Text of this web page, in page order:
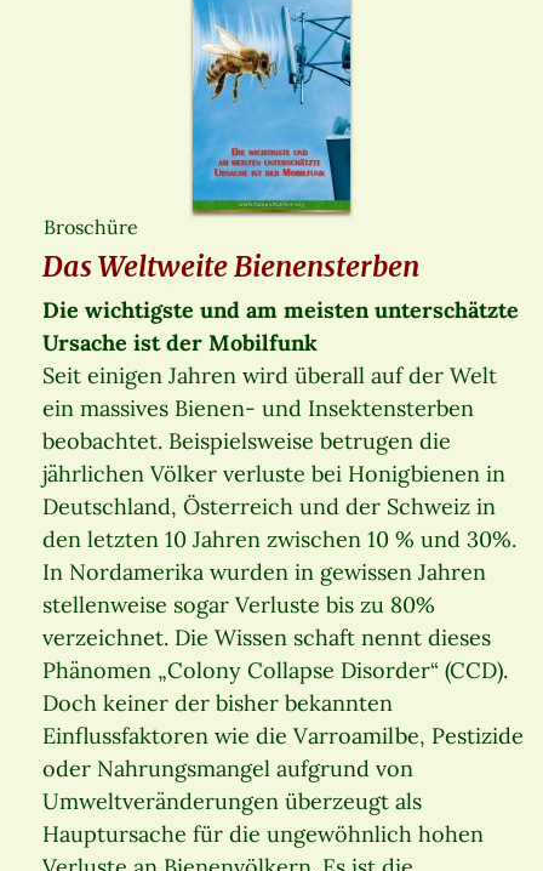
Broschüre
Das Weltweite Bienensterben
Die wichtigste und am meisten unterschätzte
Ursache ist der Mobilfunk
Seit einigen Jahren wird überall auf der Welt
ein massives Bienen- und Insektensterben
beobachtet. Beispielsweise betrugen die
jährlichen Völker verluste bei Honigbienen in
Deutschland, Österreich und der Schweiz in
den letzten 10 Jahren zwischen 10 % und 30%.
In Nordamerika wurden in gewissen Jahren
stellenweise sogar Verluste bis zu 80%
verzeichnet. Die Wissen schaft nennt dieses
Phänomen „Colony Collapse Disorder“ (CCD).
Doch keiner der bisher bekannten
Einflussfaktoren wie die Varroamilbe, Pestizide
oder Nahrungsmangel aufgrund von
Umweltveränderungen überzeugt als
Hauptursache für die ungewöhnlich hohen